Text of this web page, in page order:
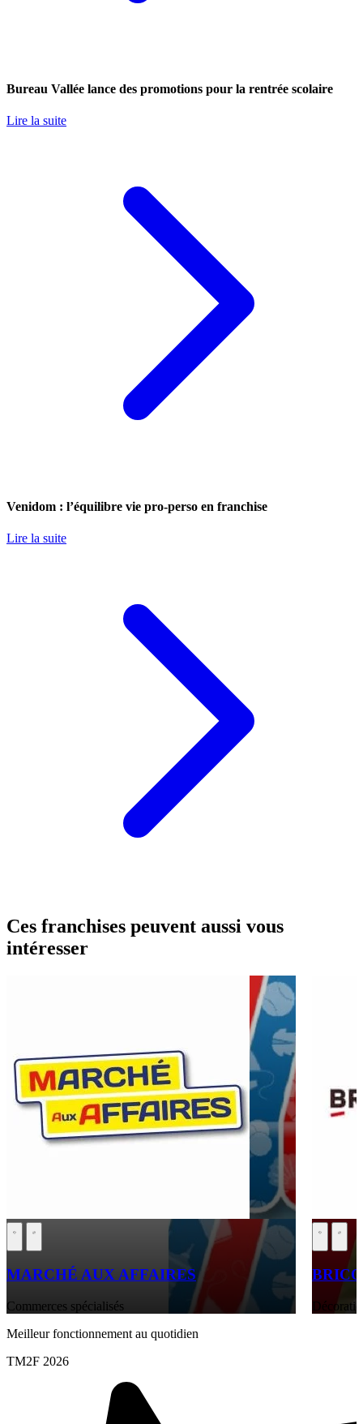
Bureau Vallée lance des promotions pour la rentrée scolaire
Lire la suite
Venidom : l’équilibre vie pro-perso en franchise
Lire la suite
Ces franchises peuvent aussi vous
intéresser
MARCHÉ AUX AFFAIRES
Commerces spécialisés
Meilleur fonctionnement au quotidien
TM2F 2026